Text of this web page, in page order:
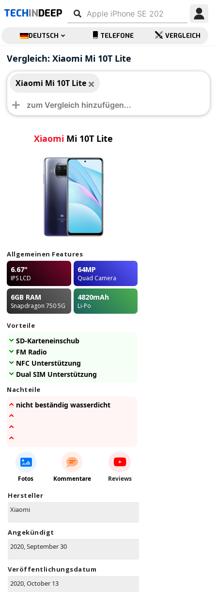
TECHINDEEP
DEUTSCH TELEFONE VERGLEICH
Vergleich: Xiaomi Mi 10T Lite
Xiaomi Mi 10T Lite
Xiaomi Mi 10T Lite
Xiaomi Mi 10T Lite
Allgemeinen Features
6.67"
IPS LCD
64MP
Quad Camera
6GB RAM
Snapdragon 750 5G
4820mAh
Li-Po
Vorteile
SD-Karteneinschub
FM Radio
NFC Unterstützung
Dual SIM Unterstützung
Nachteile
nicht beständig wasserdicht
Fotos Kommentare Reviews
Hersteller
Xiaomi
Angekündigt
2020, September 30
Veröffentlichungsdatum
2020, October 13